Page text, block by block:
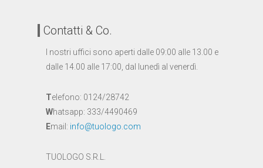
Contatti & Co.
I nostri uffici sono aperti dalle 09:00 alle 13.00 e
dalle 14.00 alle 17:00, dal lunedì al venerdì.
Telefono: 0124/28742
Whatsapp: 333/4490469
Email: info@tuologo.com
TUOLOGO S.R.L.